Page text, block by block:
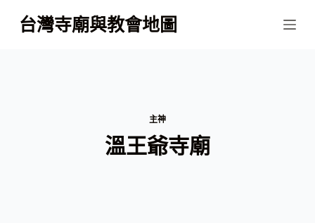
跳
至
台灣寺廟與教會地圖
主神
溫王爺寺廟